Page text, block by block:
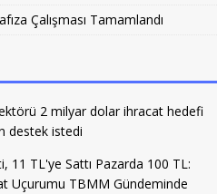
Çalışması Tamamlandı
2 milyar dolar ihracat hedefi
destek istedi
11 TL'ye Sattı Pazarda 100 TL:
Uçurumu TBMM Gündeminde